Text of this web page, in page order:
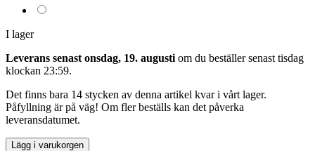
I lager
Leverans senast onsdag, 19. augusti om du beställer senast tisdag
klockan 23:59.
Det finns bara 14 stycken av denna artikel kvar i vårt lager.
Påfyllning är på väg! Om fler beställs kan det påverka
leveransdatumet.
Lägg i varukorgen